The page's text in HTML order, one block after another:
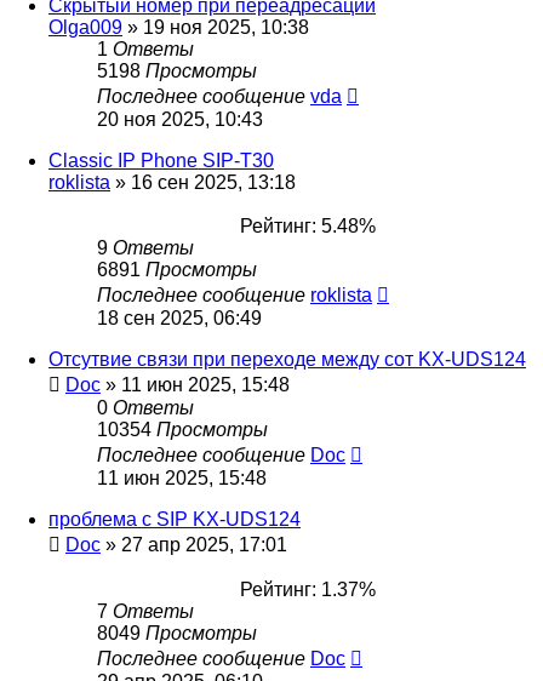
Скрытый номер при переадресации
Olga009 » 19 ноя 2025, 10:38
1 Ответы
5198 Просмотры
Последнее сообщение vda
20 ноя 2025, 10:43
Classic IP Phone SIP-T30
roklista » 16 сен 2025, 13:18
Рейтинг: 5.48%
9 Ответы
6891 Просмотры
Последнее сообщение roklista
18 сен 2025, 06:49
Отсутвие связи при переходе между сот KX-UDS124
Doc » 11 июн 2025, 15:48
0 Ответы
10354 Просмотры
Последнее сообщение Doc
11 июн 2025, 15:48
проблема с SIP KX-UDS124
Doc » 27 апр 2025, 17:01
Рейтинг: 1.37%
7 Ответы
8049 Просмотры
Последнее сообщение Doc